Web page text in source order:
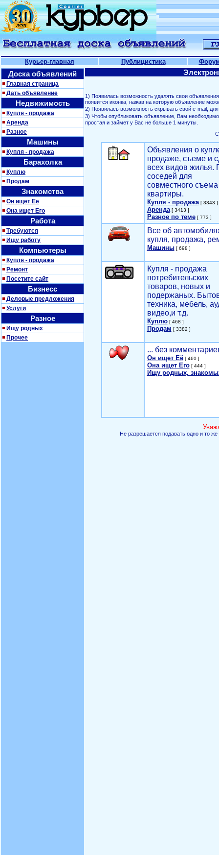
Курьер-главная Публицистика
Доска объявлений
Главная страница
Дать объявление
Недвижимость
Купля - продажа
Аренда
Разное
Машины
Купля - продажа
Барахолка
Куплю
Продам
Знакомства
Он ищет Ее
Она ищет Его
Работа
Требуются
Ищу работу
Компьютеры
Купля - продажа
Ремонт
Посетите сайт
Бизнесс
Деловые предложения
Услуги
Разное
Ищу родных
Прочее
1) Появилась возможность удалять свои
появится иконка, нажав на которую объявление
2) Появилась возможность скрывать свой е-mail,
3) Чтобы опубликовать объявление, Вам
простая и займет у Вас не больше 1 минуты.
Объявления о
продаже, съеме и
всех видов жилья.
соседей для
совместного съема
квартиры.
Купля - продажа[ 3343 ]
Аренда[ 3413 ]
Разное по теме[ 773 ]
Все об
купля, продажа,
Машины[ 698 ]
Купля - продажа
потребительских
товаров, новых и
подержаных.
техника, мебель,
видео,и т.д.
Куплю[ 468 ]
Продам [ 3382 ]
... без
Он ищет Её[ 460 ]
Она ищет Его[ 444 ]
Ищу родных,
Не разрешается подавать одно и то